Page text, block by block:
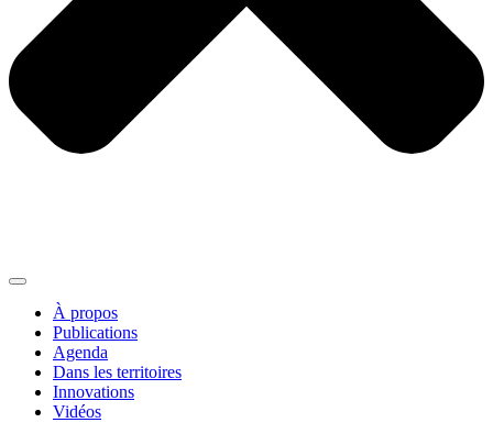
À propos
Publications
Agenda
Dans les territoires
Innovations
Vidéos